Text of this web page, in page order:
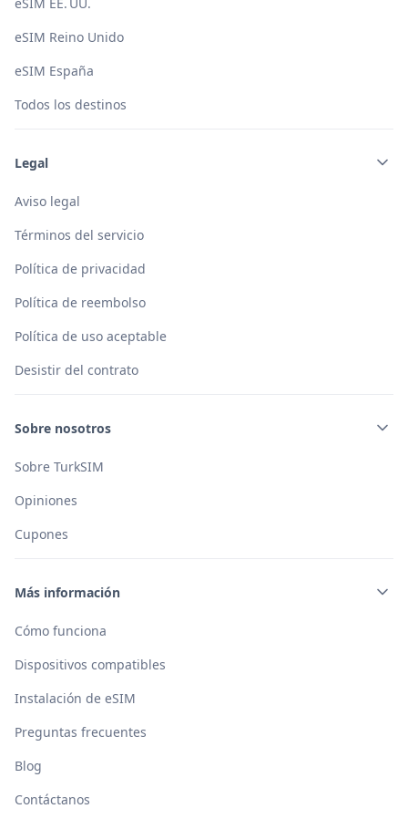
eSIM Reino Unido
eSIM España
Todos los destinos
Legal
Aviso legal
Términos del servicio
Política de privacidad
Política de reembolso
Política de uso aceptable
Desistir del contrato
Sobre nosotros
Sobre TurkSIM
Opiniones
Cupones
Más información
Cómo funciona
Dispositivos compatibles
Instalación de eSIM
Preguntas frecuentes
Blog
Contáctanos